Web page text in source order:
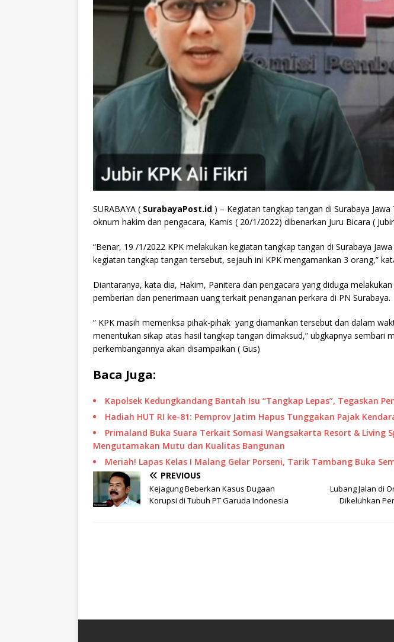
SURABAYA ( SurabayaPost.id ) – Kegiatan tangkap tangan di Surabaya
oknum hakim dan pengacara, Kamis ( 20/1/2022) dibenarkan Juru Bicara (
“Benar, 19 /1/2022 KPK melakukan kegiatan tangkap tangan di Surabaya
kegiatan tangkap tangan tersebut, sejauh ini KPK mengamankan 3 orang,”
Diantaranya, kata dia, Hakim, Panitera dan pengacara yang diduga
pemberian dan penerimaan uang terkait penanganan perkara di PN Surabaya.
” KPK masih memeriksa pihak-pihak yang diamankan tersebut dan dalam
menentukan sikap atas hasil tangkap tangan dimaksud,” ubgkapnya sembari
perkembangannya akan disampaikan ( Gus)
Baca Juga:
Kapolsek Kedungkandang Bantah Isu “Tangkap Lepas”, Tegaskan
Hadiah HUT RI ke-81: Pemprov Jatim Hapus Tunggakan Pajak
Primaland Buka Suara Terkait Somasi Wangsakarta Resort & Living
Mengutamakan Mutu dan Kualitas Bangunan
Meriah! Lapas Kelas I Malang Gelar Porseni, Tarik Tambang Buka
PREVIOUS
Kejagung Beberkan Kasus Dugaan
Korupsi di Tubuh PT Garuda Indonesia
Lubang Jalan di
Dikeluhkan